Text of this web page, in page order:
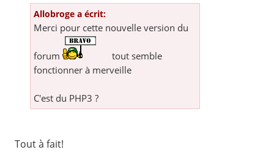
Allobroge a écrit:
Merci pour cette nouvelle version du
forum
tout semble
fonctionner à merveille
C'est du PHP3 ?
Tout à fait!